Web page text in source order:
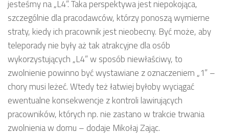
jesteśmy na „L4”. Taka perspektywa jest niepokojąca,
szczególnie dla pracodawców, którzy ponoszą wymierne
straty, kiedy ich pracownik jest nieobecny. Być może, aby
teleporady nie były aż tak atrakcyjne dla osób
wykorzystujących „L4” w sposób niewłaściwy, to
zwolnienie powinno być wystawiane z oznaczeniem „1” –
chory musi leżeć. Wtedy też łatwiej byłoby wyciągać
ewentualne konsekwencje z kontroli lawirujących
pracowników, których np. nie zastano w trakcie trwania
zwolnienia w domu – dodaje Mikołaj Zając.